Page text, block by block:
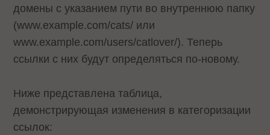
домены с указанием пути во внутреннюю папку
(www.example.com/cats/ или
www.example.com/users/catlover/). Теперь
ссылки с них будут определяться по-новому.
Ниже представлена таблица,
демонстрирующая изменения в категоризации
ссылок: